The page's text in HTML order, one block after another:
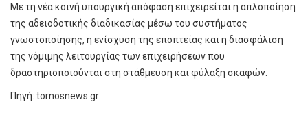
Με τη νέα κοινή υπουργική απόφαση επιχειρείται η απλοποίηση
της αδειοδοτικής διαδικασίας μέσω του συστήματος
γνωστοποίησης, η ενίσχυση της εποπτείας και η διασφάλιση
της νόμιμης λειτουργίας των επιχειρήσεων που
δραστηριοποιούνται στη στάθμευση και φύλαξη σκαφών.
Πηγή: tornosnews.gr